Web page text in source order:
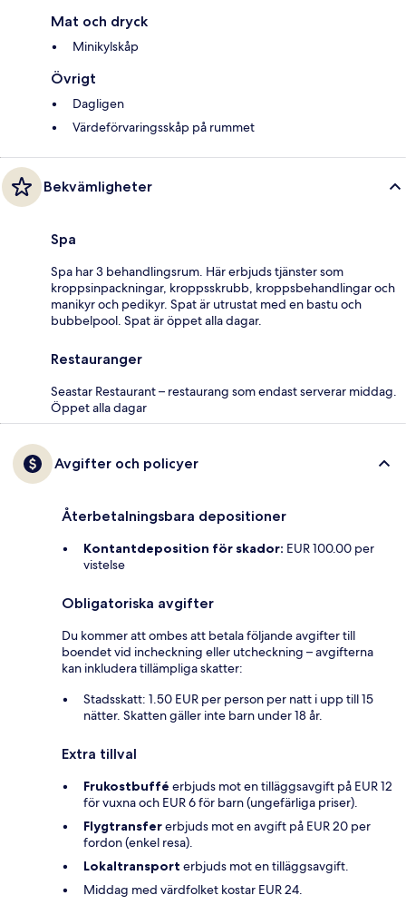
Mat och dryck
Minikylskåp
Övrigt
Dagligen
Värdeförvaringsskåp på rummet
Bekvämligheter
Spa
Spa har 3 behandlingsrum. Här erbjuds tjänster som
kroppsinpackningar, kroppsskrubb, kroppsbehandlingar och
manikyr och pedikyr. Spat är utrustat med en bastu och
bubbelpool. Spat är öppet alla dagar.
Restauranger
Seastar Restaurant – restaurang som endast serverar middag.
Öppet alla dagar
Avgifter och policyer
Återbetalningsbara depositioner
Kontantdeposition för skador: EUR 100.00 per
vistelse
Obligatoriska avgifter
Du kommer att ombes att betala följande avgifter till
boendet vid incheckning eller utcheckning – avgifterna
kan inkludera tillämpliga skatter:
Stadsskatt: 1.50 EUR per person per natt i upp till 15
nätter. Skatten gäller inte barn under 18 år.
Extra tillval
Frukostbuffé erbjuds mot en tilläggsavgift på EUR 12
för vuxna och EUR 6 för barn (ungefärliga priser).
Flygtransfererbjuds mot en avgift på EUR 20 per
fordon (enkel resa).
Lokaltransport erbjuds mot en tilläggsavgift.
Middag med värdfolket kostar EUR 24.